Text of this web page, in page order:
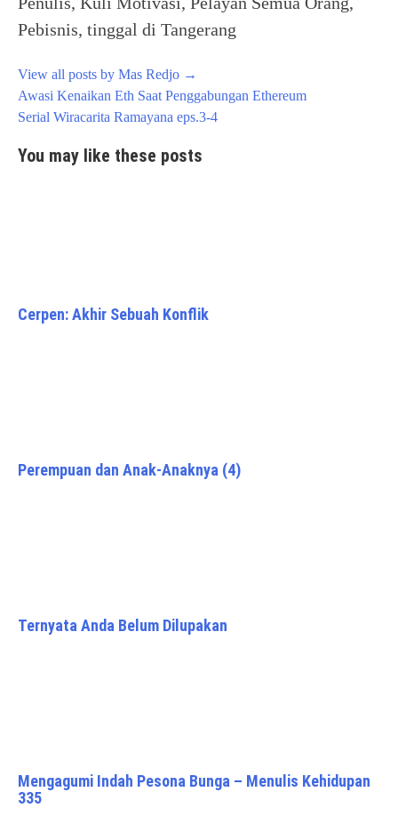
Pebisnis, tinggal di Tangerang
View all posts by Mas Redjo →
Post
navigation
Awasi Kenaikan Eth Saat Penggabungan Ethereum
Serial Wiracarita Ramayana eps.3-4
You may like these posts
Cerpen: Akhir Sebuah Konflik
Perempuan dan Anak-Anaknya (4)
Ternyata Anda Belum Dilupakan
Mengagumi Indah Pesona Bunga – Menulis Kehidupan
335